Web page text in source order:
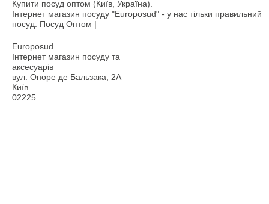
Купити посуд оптом (Київ, Україна).
Інтернет магазин посуду "Europosud" - у нас тільки правильний
посуд. Посуд Оптом |
Europosud
Інтернет магазин посуду та
аксесуарів
вул. Оноре де Бальзака, 2А
Київ
02225